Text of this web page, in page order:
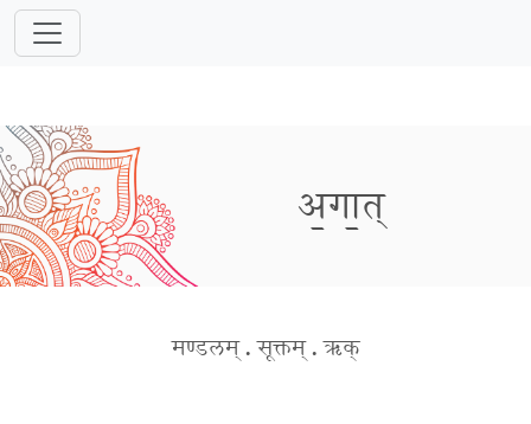
अ॒गा॒त्
मण्डलम् . सूक्तम् . ऋक्